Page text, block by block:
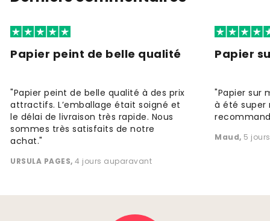
Papier peint de belle qualité
"Papier peint de belle qualité à des prix
attractifs. L’emballage était soigné et
le délai de livraison très rapide. Nous
sommes très satisfaits de notre
achat."
URSULA PAGES, 4 jours auparavant
Papier
"Papier sur
à été super
Maud, 5